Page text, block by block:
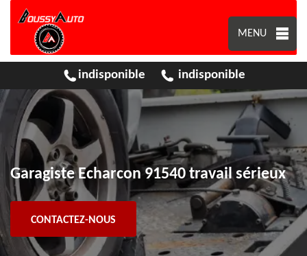
MENU
indisponible indisponible
Garagiste Echarcon 91540 travail sérieux
CONTACTEZ-NOUS